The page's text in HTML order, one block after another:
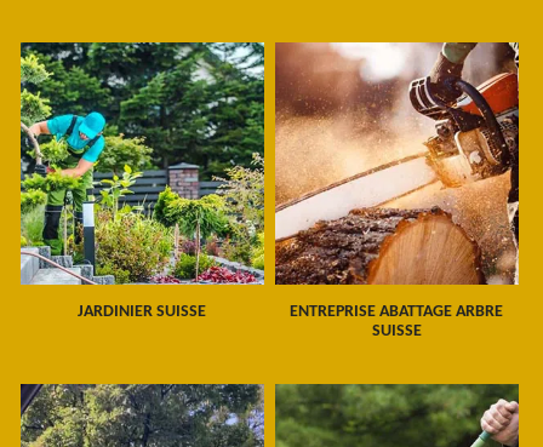
JARDINIER SUISSE
ENTREPRISE ABATTAGE ARBRE
SUISSE